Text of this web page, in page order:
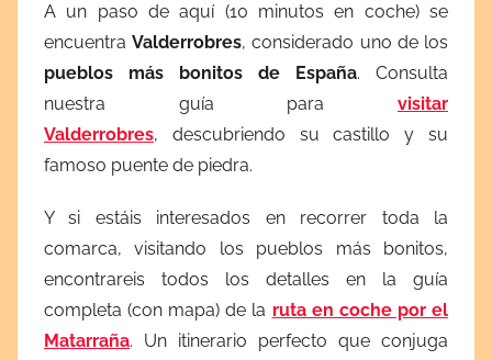
A un paso de aquí (10 minutos en coche) se
encuentraValderrobres, considerado uno de los
pueblos más
bonitos de España. Consulta
nuestra guía para visitar
Valderrobres, descubriendo su castillo y su
famoso puente de piedra.
Y si estáis interesados en recorrer toda la
comarca, visitando los pueblos más bonitos,
encontrareis todos los detalles en la guía
completa (con mapa) de la ruta en coche por el
Matarraña. Un itinerario perfecto que conjuga